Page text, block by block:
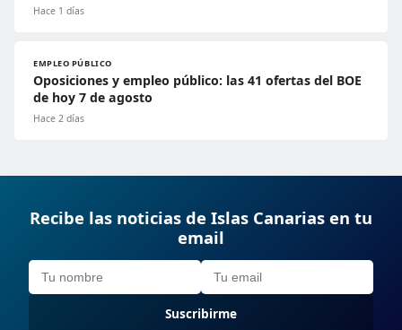
Hace 1 días
EMPLEO PÚBLICO
Oposiciones y empleo público: las 41 ofertas del BOE
de hoy 7 de agosto
Hace 2 días
Recibe las noticias de Islas Canarias en tu
email
Suscribirme